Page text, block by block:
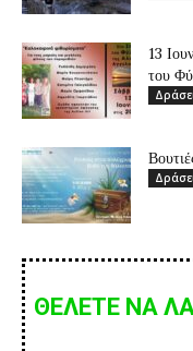
13
του
ΘΕΛΕΤΕ ΝΑ